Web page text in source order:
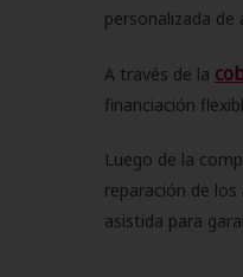
personalizada de
A través de la
financiación
Luego de la
reparación de
asistida para